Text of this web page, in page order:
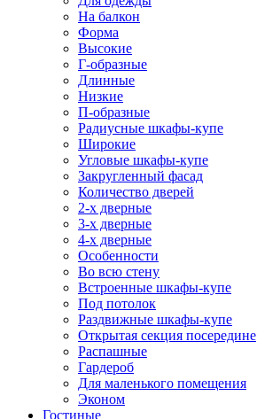
На балкон
Форма
Высокие
Г-образные
Длинные
Низкие
П-образные
Радиусные шкафы-купе
Широкие
Угловые шкафы-купе
Закругленный фасад
Количество дверей
2-х дверные
3-х дверные
4-х дверные
Особенности
Во всю стену
Встроенные шкафы-купе
Под потолок
Раздвижные шкафы-купе
Открытая секция посередине
Распашные
Гардероб
Для маленького помещения
Эконом
Гостиные